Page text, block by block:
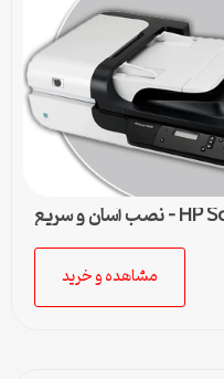
دانلود درایور اسکنر HP Scanjet N6310 – نصب آسان و سریع
مشاهده و خرید